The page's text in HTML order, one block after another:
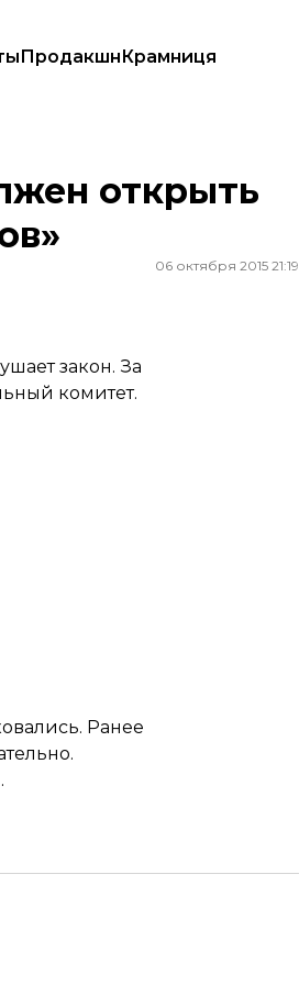
ПродакшнКрамниця
открыть
06 октября 2015 21:19
закон. За
комитет.
Ранее